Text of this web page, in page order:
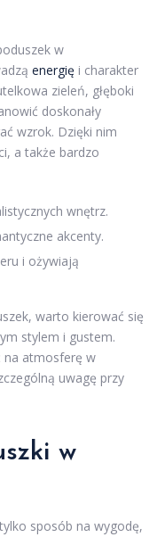
w
energię i charakter
zieleń, głęboki
doskonały
wzrok. Dzięki nim
a także bardzo
wnętrz.
akcenty.
i ożywiają
warto kierować się
stylem i gustem.
na atmosferę w
uwagę przy
w
sposób na wygodę,